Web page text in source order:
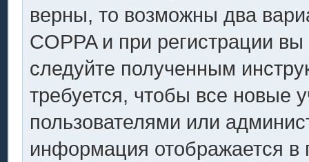
верны, то возможны два
COPPA и при регистрации
следуйте полученным
требуется, чтобы все новые
пользователями или
информация отображается